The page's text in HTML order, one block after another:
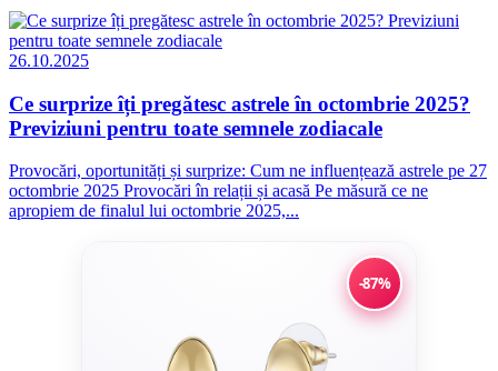
26.10.2025
Ce surprize îți pregătesc astrele în octombrie 2025?
Previziuni pentru toate semnele zodiacale
Provocări, oportunități și surprize: Cum ne influențează astrele pe 27
octombrie 2025 Provocări în relații și acasă Pe măsură ce ne
apropiem de finalul lui octombrie 2025,...
-87%